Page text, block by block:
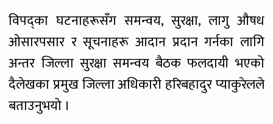
विपद्का घटनाहरूसँग समन्वय, सुरक्षा, लागु औषध
ओसारपसार र सूचनाहरू आदान प्रदान गर्नका लागि
अन्तर जिल्ला सुरक्षा समन्वय बैठक फलदायी भएको
दैलेखका प्रमुख जिल्ला अधिकारी हरिबहादुर प्याकुरेलले
बताउनुभयो ।